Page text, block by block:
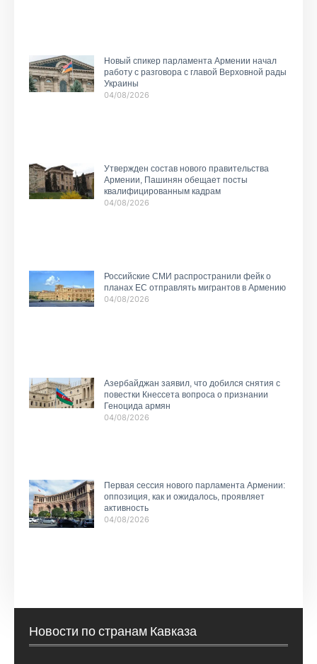
Новый спикер парламента Армении начал
работу с разговора с главой Верховной рады
Украины
04/08/2026
Утвержден состав нового правительства
Армении, Пашинян обещает посты
квалифицированным кадрам
04/08/2026
Российские СМИ распространили фейк о
планах ЕС отправлять мигрантов в Армению
04/08/2026
Азербайджан заявил, что добился снятия с
повестки Кнессета вопроса о признании
Геноцида армян
04/08/2026
Первая сессия нового парламента Армении:
оппозиция, как и ожидалось, проявляет
активность
04/08/2026
Новости по странам Кавказа